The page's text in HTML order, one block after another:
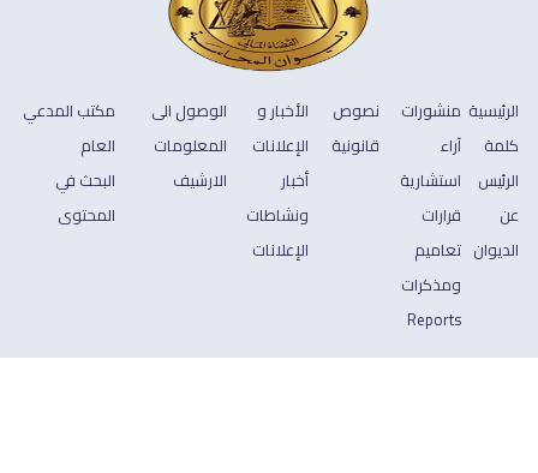
الرئيسية
كلمة
الرئيس
عن
الديوان
منشورات
آراء
استشارية
قرارات
تعاميم
ومذكرات
Reports
نصوص
قانونية
الأخبار و
الإعلانات
أخبار
ونشاطات
الإعلانات
الوصول الى
المعلومات
الارشيف
مكتب المدعي
العام
البحث في
المحتوى